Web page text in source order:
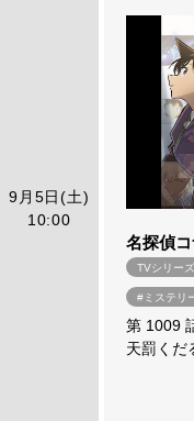
9月5日(土)
10:00
名探偵
TVシリーズ
#ミステリ
第 1009
天罰くだ